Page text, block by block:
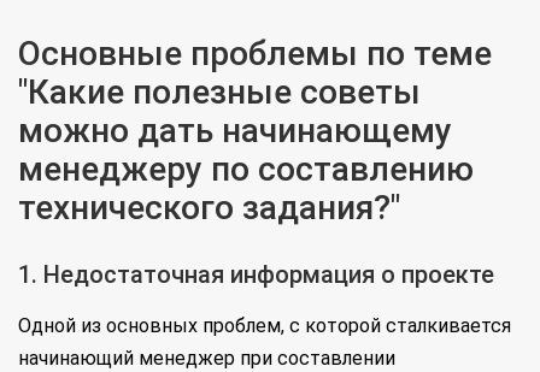
Основные проблемы по теме
"Какие полезные советы
можно дать начинающему
менеджеру по составлению
технического задания?"
1. Недостаточная информация о проекте
Одной из основных проблем, с которой сталкивается
начинающий менеджер при составлении